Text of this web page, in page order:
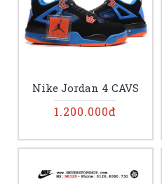
Nike Jordan 4 CAVS
1.200.000đ